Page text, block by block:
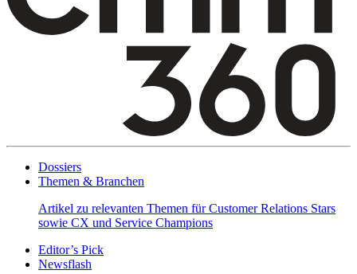
Dossiers
Themen & Branchen
Artikel zu relevanten Themen für Customer Relations Stars
sowie CX und Service Champions
Editor’s Pick
Newsflash